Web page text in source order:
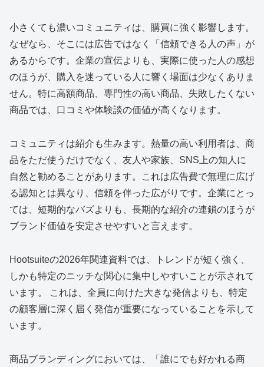
小さくても濃いコミュニティは、購買に強く影響します。
なぜなら、そこには広告ではなく「信頼できる人の声」が
あるからです。企業の宣伝よりも、実際に使った人の感想
のほうが、購入を迷っている人に響く場面は少なくありま
せん。特に高額商品、専門性の高い商品、失敗したくない
商品では、口コミや体験談の価値が高くなります。
コミュニティは紹介も生みます。熱量の高い利用者は、商
品をただ使うだけでなく、友人や家族、SNS上の知人に
自然と勧めることがあります。これは広告費で無理に広げ
る認知とは異なり、信頼を伴った広がりです。企業にとっ
ては、短期的なバズよりも、長期的な紹介の連鎖のほうが
ブランド価値を安定させやすいと言えます。
Hootsuiteの2026年関連資料では、トレンドが短く強く、
しかも特定のニッチな関心に集中しやすいことが示されて
います。 これは、全員に向けた大きな発信よりも、特定
の顧客層に深く届く発信が重要になっていることを示して
います。
商品ブランディングにおいては、「誰にでも好かれる商